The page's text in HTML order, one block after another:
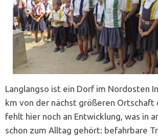
Langlangso ist ein Dorf im Nordosten
km von der nächst größeren Ortschaft
fehlt hier noch an Entwicklung, was in
schon zum Alltag gehört: befahrbare